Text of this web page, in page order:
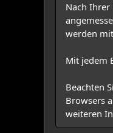
Nach
werden
Mit jedem
Beachten
Browsers
weiteren